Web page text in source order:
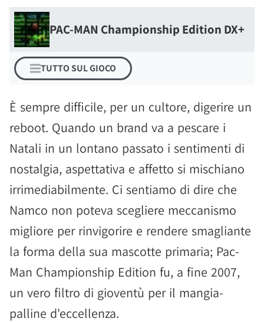
PAC-MAN Championship Edition DX+
TUTTO SUL GIOCO
È sempre difficile, per un cultore, digerire un
reboot. Quando un brand va a pescare i
Natali in un lontano passato i sentimenti di
nostalgia, aspettativa e affetto si mischiano
irrimediabilmente. Ci sentiamo di dire che
Namco non poteva scegliere meccanismo
migliore per rinvigorire e rendere smagliante
la forma della sua mascotte primaria; Pac-
Man Championship Edition fu, a fine 2007,
un vero filtro di gioventù per il mangia-
palline d'eccellenza.